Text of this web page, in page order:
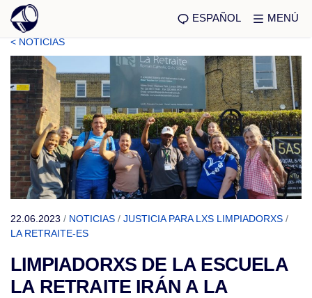
ESPAÑOL MENÚ
< NOTICIAS
22.06.2023 / NOTICIAS / JUSTICIA PARA LXS LIMPIADORXS /
LA RETRAITE-ES
LIMPIADORXS DE LA ESCUELA
LA RETRAITE IRÁN A LA